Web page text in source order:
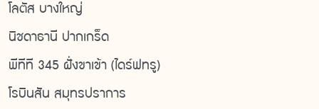
โลตัส บางใหญ่
นิชดาธานี ปากเกร็ด
พีทีที 345 ฝั่งขาเข้า (ไดร์ฟทรู)
โรบินสัน สมุทรปราการ